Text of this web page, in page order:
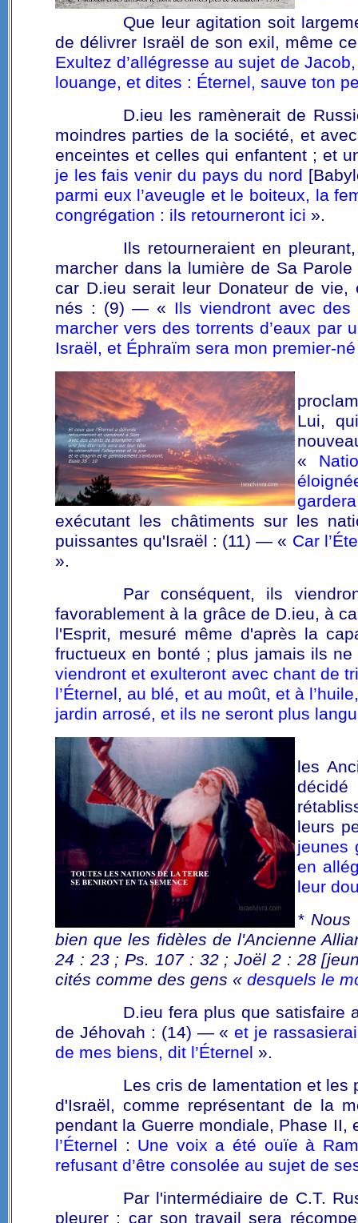
Que leur agitation soit
de délivrer Israël de son exil, même
Exultez d’allégresse au sujet de
louange, et dites : Éternel, sauve ton
D.ieu les ramènerait de
moindres parties de la société, et
enceintes et celles qui enfantent ; et
je les fais venir du pays du nord
parmi eux l’aveugle et le boiteux, la
congrégation : ils retourneront ici ».
Ils retourneraient en
marcher dans la lumière de Sa
car D.ieu serait leur Donateur de
nés : (9) — « Ils viendront avec
marcher vers des torrents d’eaux par
Israël, et Éphraïm sera mon premier-né
Lui,
«
exécutant les châtiments sur les
puissantes qu'Israël : (11) — « Car
».
Par conséquent, ils
favorablement à la grâce de D.ieu, à
l'Esprit, mesuré même d'après la
fructueux en bonté ; plus jamais ils
viendront et exulteront avec chant de
l’Éternel, au blé, et au moût, et à
jardin arrosé, et ils ne seront plus
les
leurs
jeunes
en
leur
*
bien que les fidèles de l'Ancienne
24 : 23 ; Ps. 107 : 32 ; Joël 2 : 28 [
cités comme des gens « desquels le
D.ieu fera plus que satisfaire
de Jéhovah : (14) — «et je
de mes biens, dit l’Éternel ».
Les cris de lamentation et les
d'Israël, comme représentant de la
pendant la Guerre mondiale, Phase
l’Éternel : Une voix a été ouïe à
refusant d’être consolée au sujet de
Par l'intermédiaire de C.T.
pleurer ; car son travail sera